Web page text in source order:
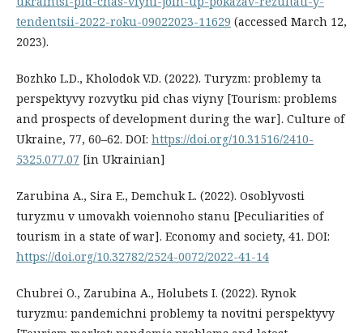
tendentsii-2022-roku-09022023-11629 (accessed March 12,
2023).
Bozhko L.D., Kholodok V.D. (2022). Turyzm: problemy ta
perspektyvy rozvytku pid chas viyny [Tourism: problems
and prospects of development during the war]. Culture of
Ukraine, 77, 60–62. DOI: https://doi.org/10.31516/2410-
5325.077.07 [in Ukrainian]
Zarubina A., Sira E., Demchuk L. (2022). Osoblyvosti
turyzmu v umovakh voiennoho stanu [Peculiarities of
tourism in a state of war]. Economy and society, 41. DOI:
https://doi.org/10.32782/2524-0072/2022-41-14
Chubrei O., Zarubina A., Holubets I. (2022). Rynok
turyzmu: pandemichni problemy ta novitni perspektyvy